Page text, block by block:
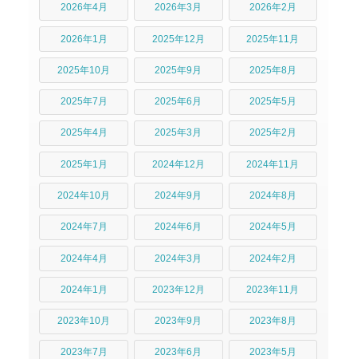
2026年4月 2026年3月 2026年2月
2026年1月 2025年12月 2025年11月
2025年10月 2025年9月 2025年8月
2025年7月 2025年6月 2025年5月
2025年4月 2025年3月 2025年2月
2025年1月 2024年12月 2024年11月
2024年10月 2024年9月 2024年8月
2024年7月 2024年6月 2024年5月
2024年4月 2024年3月 2024年2月
2024年1月 2023年12月 2023年11月
2023年10月 2023年9月 2023年8月
2023年7月 2023年6月 2023年5月